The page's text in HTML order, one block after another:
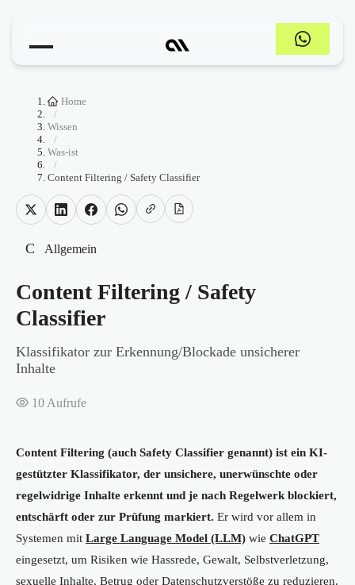
Home
/
Wissen
/
Was-ist
/
Content Filtering / Safety Classifier
C Allgemein
Content Filtering / Safety
Classifier
Klassifikator zur Erkennung/Blockade unsicherer
Inhalte
10 Aufrufe
Content Filtering (auch Safety Classifier genannt) ist ein KI-
gestützter Klassifikator, der unsichere, unerwünschte oder
regelwidrige Inhalte erkennt und je nach Regelwerk blockiert,
entschärft oder zur Prüfung markiert. Er wird vor allem in
Systemen mit Large Language Model (LLM) wie ChatGPT
eingesetzt, um Risiken wie Hassrede, Gewalt, Selbstverletzung,
sexuelle Inhalte, Betrug oder Datenschutzverstöße zu reduzieren.